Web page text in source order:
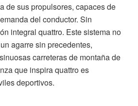
de sus propulsores, capaces de
del conductor. Sin
integral quattro. Este sistema no
agarre sin precedentes,
carreteras de montaña de
que inspira quattro es
deportivos.